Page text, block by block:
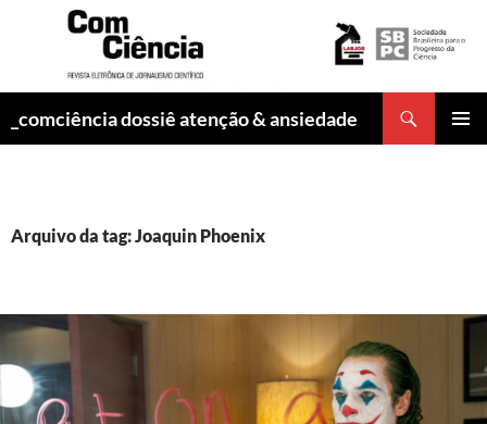
_comciência dossiê atenção & ansiedade
Arquivo da tag: Joaquin Phoenix